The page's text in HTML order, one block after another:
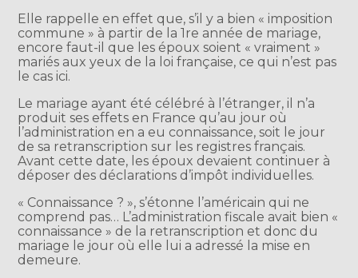
Elle rappelle en effet que, s’il y a bien « imposition
commune » à partir de la 1re année de mariage,
encore faut-il que les époux soient « vraiment »
mariés aux yeux de la loi française, ce qui n’est pas
le cas ici.
Le mariage ayant été célébré à l’étranger, il n’a
produit ses effets en France qu’au jour où
l’administration en a eu connaissance, soit le jour
de sa retranscription sur les registres français.
Avant cette date, les époux devaient continuer à
déposer des déclarations d’impôt individuelles.
« Connaissance ? », s’étonne l’américain qui ne
comprend pas… L’administration fiscale avait bien «
connaissance » de la retranscription et donc du
mariage le jour où elle lui a adressé la mise en
demeure.